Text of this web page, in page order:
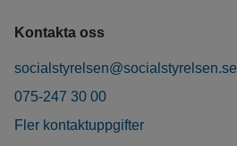
Kontakta oss
socialstyrelsen@socialstyrelsen.se
075-247 30 00
Fler kontaktuppgifter